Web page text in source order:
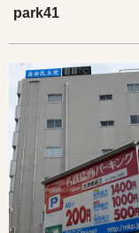
park41